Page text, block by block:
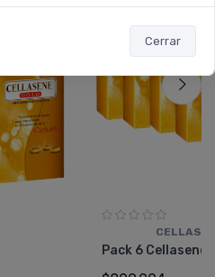
Cerrar
Pack 6 Cellasene